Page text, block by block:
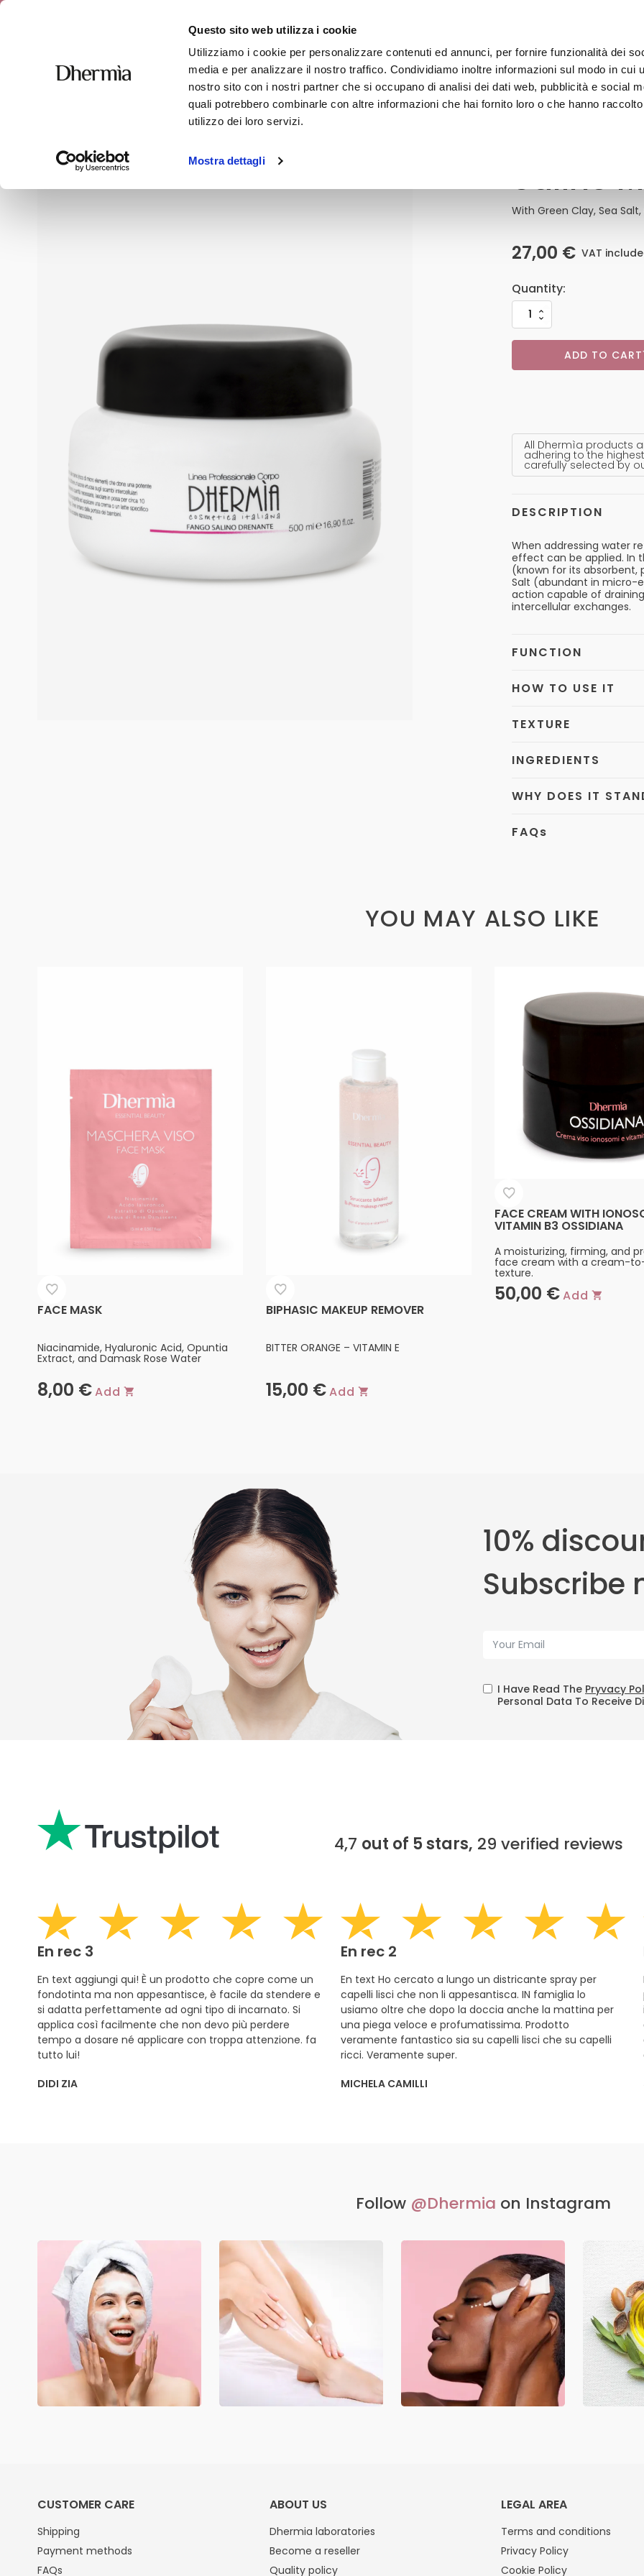
Questo sito web utilizza i cookie
Utilizziamo i cookie per personalizzare contenuti ed annunci, per fornire funzionalità dei
media e per analizzare il nostro traffico. Condividiamo inoltre informazioni sul modo in cui
nostro sito con i nostri partner che si occupano di analisi dei dati web, pubblicità e social
quali potrebbero combinarle con altre informazioni che hai fornito loro o che hanno
utilizzo dei loro servizi.
Mostra dettagli
Free shipping on orders over 50€ - subscribe to our newsletter and receive
FACE BODY HAIR SUN CARE LINE
Saline Mud
Saline
With Green Clay, Sea
27,00 € VAT
ADD TO CART
All Dhermìa products
adhering to the
carefully selected by
DESCRIPTION
When addressing water
effect can be applied. In
(known for its absorbent,
Salt (abundant in micro-
action capable of
intercellular exchanges.
FUNCTION
HOW TO USE IT
TEXTURE
INGREDIENTS
WHY DOES IT
FAQs
YOU MAY ALSO LIKE
FACE MASK
Niacinamide, Hyaluronic Acid, Opuntia
Extract, and Damask Rose Water
8,00 €Add
BIPHASIC MAKEUP REMOVER
BITTER ORANGE – VITAMIN E
15,00 €Add
FACE CREAM WITH
VITAMIN B3 OSSIDIANA
A moisturizing, firming, and
face cream with a cream-
texture.
50,00 €Add
10%
Subscribe
I Have Read The Pryvacy
Personal Data To Receive
4,7 out of 5 stars, 29 verified reviews
En rec 3
En text aggiungi qui! È un prodotto che copre come un
fondotinta ma non appesantisce, è facile da stendere e
si adatta perfettamente ad ogni tipo di incarnato. Si
applica così facilmente che non devo più perdere
tempo a dosare né applicare con troppa attenzione. fa
tutto lui!
DIDI ZIA
En rec 2
En text Ho cercato a lungo un districante spray per
capelli lisci che non li appesantisca. IN famiglia lo
usiamo oltre che dopo la doccia anche la mattina per
una piega veloce e profumatissima. Prodotto
veramente fantastico sia su capelli lisci che su capelli
ricci. Veramente super.
MICHELA CAMILLI
Follow @Dhermia on Instagram
CUSTOMER CARE
Shipping
Payment methods
FAQs
ABOUT US
Dhermia laboratories
Become a reseller
Quality policy
LEGAL AREA
Terms and conditions
Privacy Policy
Cookie Policy